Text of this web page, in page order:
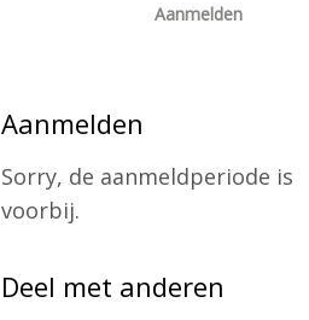
Aanmelden
Aanmelden
Sorry, de aanmeldperiode is
voorbij.
Deel met anderen